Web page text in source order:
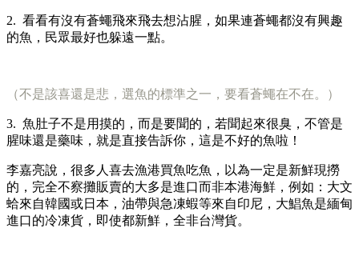
2. 看看有沒有蒼蠅飛來飛去想沾腥，如果連蒼蠅都沒有興趣
的魚，民眾最好也躲遠一點。
（不是該喜還是悲，選魚的標準之一，要看蒼蠅在不在。）
3. 魚肚子不是用摸的，而是要聞的，若聞起來很臭，不管是
腥味還是藥味，就是直接告訴你，這是不好的魚啦！
李嘉亮說，很多人喜去漁港買魚吃魚，以為一定是新鮮現撈
的，完全不察攤販賣的大多是進口而非本港海鮮，例如：大文
蛤來自韓國或日本，油帶與急凍蝦等來自印尼，大鯧魚是緬甸
進口的冷凍貨，即使都新鮮，全非台灣貨。